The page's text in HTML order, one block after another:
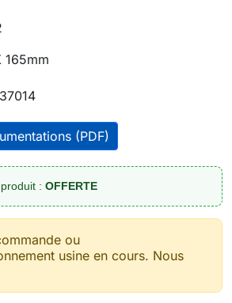
165mm
(PDF)
: OFFERTE
ou
usine en cours. Nous